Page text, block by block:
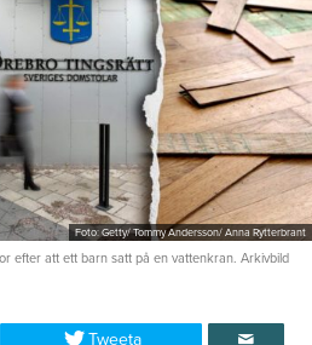
Foto: Getty/ Tommy Andersson/ Anna Rytterbrant
efter att ett barn satt på en vattenkran. Arkivbild
Tweeta